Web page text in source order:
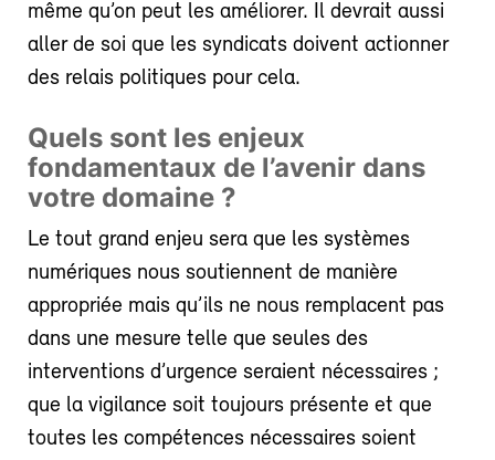
même qu’on peut les améliorer. Il devrait aussi
aller de soi que les syndicats doivent actionner
des relais politiques pour cela.
Quels sont les enjeux
fondamentaux de l’avenir dans
votre domaine ?
Le tout grand enjeu sera que les systèmes
numériques nous soutiennent de manière
appropriée mais qu’ils ne nous remplacent pas
dans une mesure telle que seules des
interventions d’urgence seraient nécessaires ;
que la vigilance soit toujours présente et que
toutes les compétences nécessaires soient